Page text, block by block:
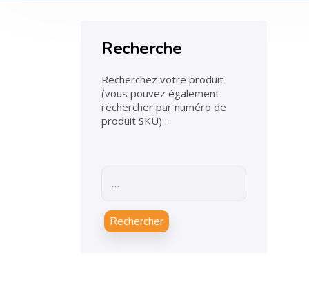
Recherche
Recherchez votre produit
(vous pouvez également
rechercher par numéro de
produit SKU) :
Rechercher